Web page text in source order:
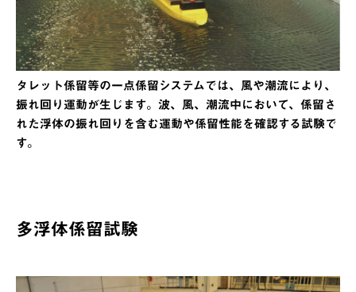
タレット係留等の一点係留システムでは、風や潮流により、
振れ回り運動が生じます。波、風、潮流中において、係留さ
れた浮体の振れ回りを含む運動や係留性能を確認する試験で
す。
多浮体係留試験